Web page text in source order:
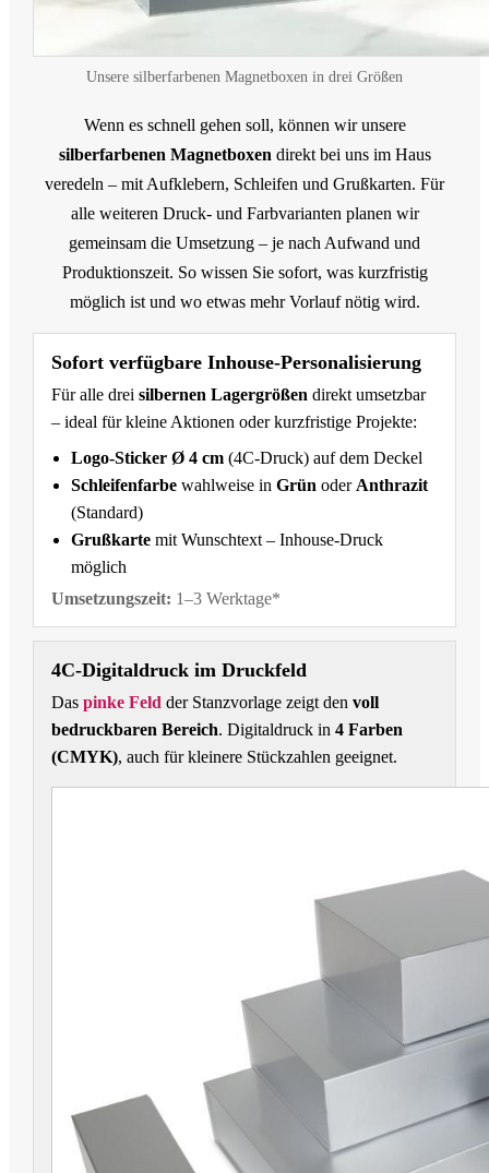
Unsere silberfarbenen Magnetboxen in drei Größen
Wenn es schnell gehen soll, können wir unsere
silberfarbenen Magnetboxen direkt bei uns im Haus
veredeln – mit Aufklebern, Schleifen und Grußkarten. Für
alle weiteren Druck- und Farbvarianten planen wir
gemeinsam die Umsetzung – je nach Aufwand und
Produktionszeit. So wissen Sie sofort, was kurzfristig
möglich ist und wo etwas mehr Vorlauf nötig wird.
Sofort verfügbare Inhouse-Personalisierung
Für alle dreisilbernen Lagergrößen direkt umsetzbar
– ideal für kleine Aktionen oder kurzfristige Projekte:
Logo-Sticker Ø 4 cm (4C-Druck) auf dem Deckel
Schleifenfarbe wahlweise inGrün oder Anthrazit
(Standard)
Grußkarte mit Wunschtext – Inhouse-Druck
möglich
Umsetzungszeit: 1–3 Werktage*
4C-Digitaldruck im Druckfeld
Daspinke Feld der Stanzvorlage zeigt denvoll
bedruckbaren Bereich. Digitaldruck in4 Farben
(CMYK), auch für kleinere Stückzahlen geeignet.